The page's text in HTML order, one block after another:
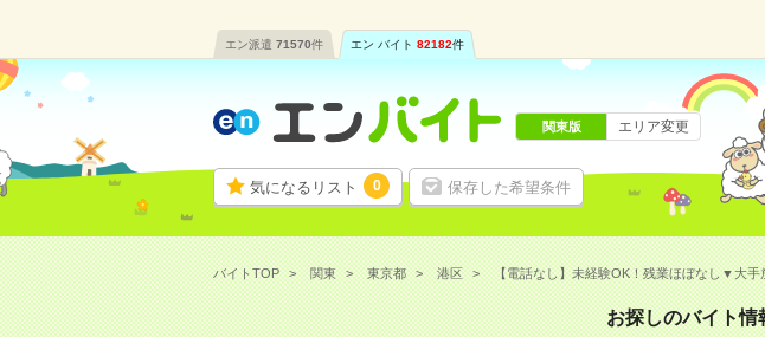
エン派遣 71570件 エン バイト 82182件
気になるリスト 0 保存した希望条件
関東版 エリア変更
バイトTOP 関東 東京都 港区 【電話なし】未経験OK！残業ほぼなし▼大手
お探しのバイト情